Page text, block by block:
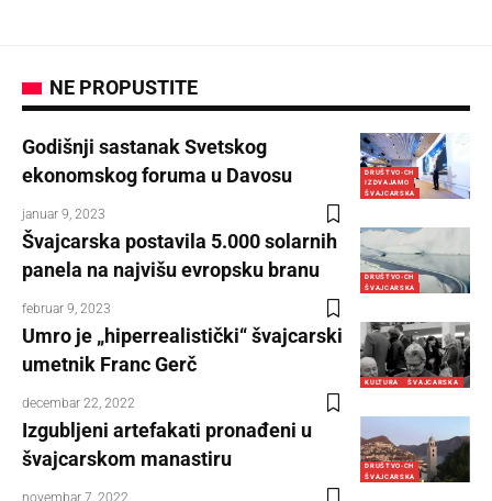
NE PROPUSTITE
DRUŠTVO-CH
IZDVAJAMO
ŠVAJCARSKA
Godišnji sastanak Svetskog
ekonomskog foruma u Davosu
januar 9, 2023
DRUŠTVO-CH
ŠVAJCARSKA
Švajcarska postavila 5.000 solarnih
panela na najvišu evropsku branu
februar 9, 2023
KULTURA ŠVAJCARSKA
Umro je „hiperrealistički“ švajcarski
umetnik Franc Gerč
decembar 22, 2022
DRUŠTVO-CH
ŠVAJCARSKA
Izgubljeni artefakati pronađeni u
švajcarskom manastiru
novembar 7, 2022